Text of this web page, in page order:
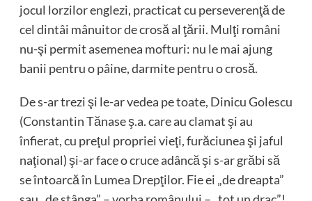
jocul lorzilor englezi, practicat cu perseverenţă de
cel dintâi mânuitor de crosă al ţării. Mulţi români
nu-şi permit asemenea mofturi: nu le mai ajung
banii pentru o pâine, darmite pentru o crosă.
De s-ar trezi şi le-ar vedea pe toate, Dinicu Golescu
(Constantin Tănase ş.a. care au clamat şi au
înfierat, cu preţul propriei vieţi, furăciunea şi jaful
naţional) şi-ar face o cruce adâncă şi s-ar grăbi să
se întoarcă în Lumea Drepţilor. Fie ei „de dreapta”